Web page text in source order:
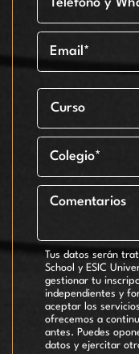
Tus datos serán
School y ESIC
gestionar tu
independientes y
aceptar los
ofrecemos a
antes. Puedes
datos y ejercitar